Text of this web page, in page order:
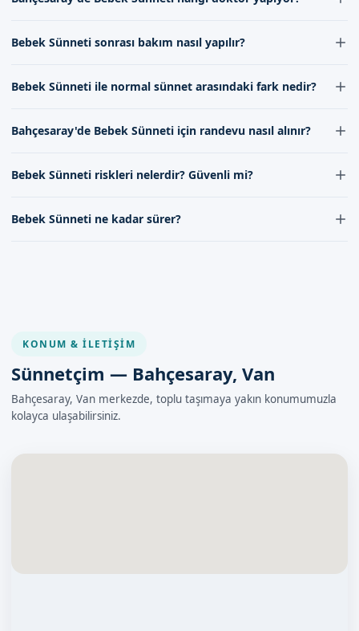
gerçekleştirmektedir. Doktorumuzun tecrübesi ve uzmanlığı ile
Bebek Sünneti sonrası bakım nasıl yapılır?
tutulması, necessary ilaçların kullanılması ve doktorumuzun
Bebek Sünneti ile normal sünnet arasındaki fark nedir?
Sünneti'nin daha küçük yaştaki çocuklarda yapıldığıdır. Ayrıca
Bahçesaray'de Bebek Sünneti için randevu nasıl alınır?
formumuz aracılığıyla veya iletişim kanallarımız üzerinden bize
Bebek Sünneti riskleri nelerdir? Güvenli mi?
gerçekleştirilir ve doktorumuzun tecrübesi ile herhangi bir sorun
Bebek Sünneti ne kadar sürer?
KONUM & İLETIŞIM
Sünnetçim — Bahçesaray, Van
Bahçesaray, Van merkezde, toplu taşımaya yakın konumumuzla
kolayca ulaşabilirsiniz.